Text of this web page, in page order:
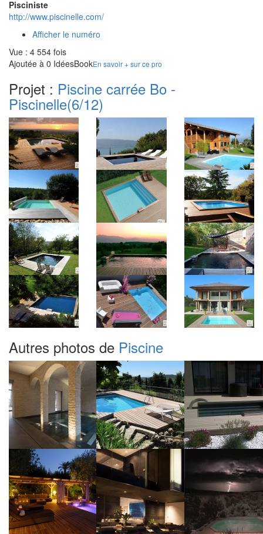
Pisciniste
http://www.piscinelle.com/
Afficher le numéro
Vue : 4 554 fois
Ajoutée à 0 IdéesBookEn savoir + sur ce pro
Projet : Piscine carrée Bo -
Piscinelle(6/12)
Autres photos de Piscine